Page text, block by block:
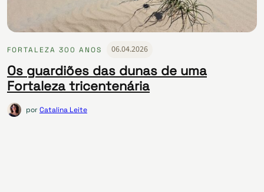
FORTALEZA 300 ANOS 06.04.2026
Os guardiões das dunas de uma
Fortaleza tricentenária
porCatalina Leite